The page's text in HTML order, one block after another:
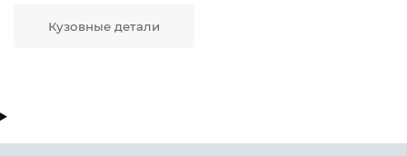
Кузовные детали